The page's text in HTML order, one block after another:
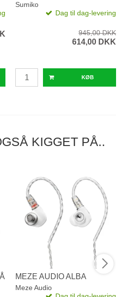
Sumiko
Dag til dag-levering
945,00 DKK
614,00 DKK
KØB
KIGGET PÅ..
MEZE AUDIO ALBA
Meze Audio